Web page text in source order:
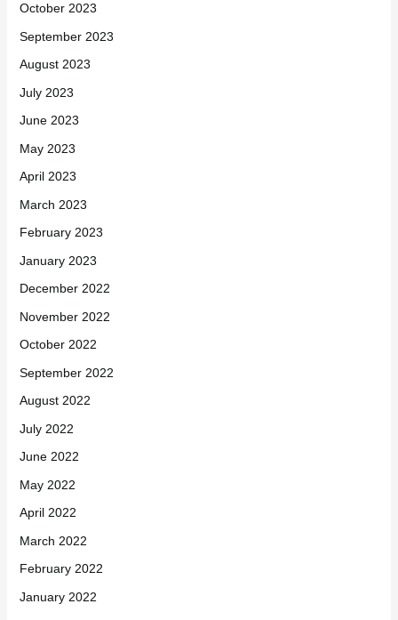
October 2023
September 2023
August 2023
July 2023
June 2023
May 2023
April 2023
March 2023
February 2023
January 2023
December 2022
November 2022
October 2022
September 2022
August 2022
July 2022
June 2022
May 2022
April 2022
March 2022
February 2022
January 2022